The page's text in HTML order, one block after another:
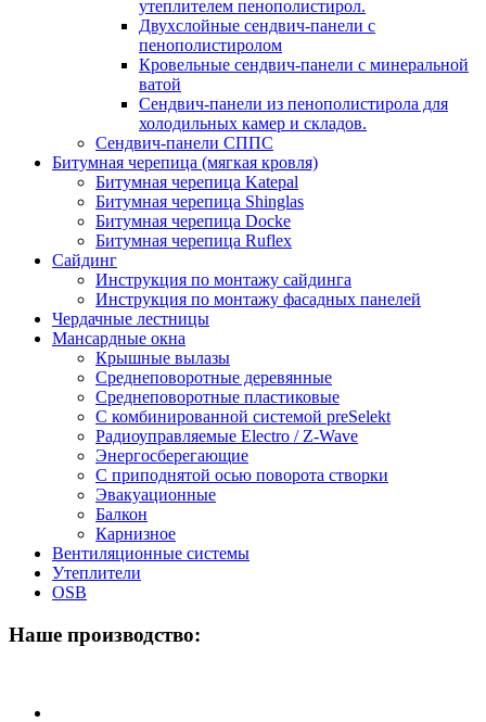
утеплителем пенополистирол.
Двухслойные сендвич-панели с
пенополистиролом
Кровельные сендвич-панели с минеральной
ватой
Сендвич-панели из пенополистирола для
холодильных камер и складов.
Сендвич-панели СППС
Битумная черепица (мягкая кровля)
Битумная черепица Katepal
Битумная черепица Shinglas
Битумная черепица Docke
Битумная черепица Ruflex
Сайдинг
Инструкция по монтажу сайдинга
Инструкция по монтажу фасадных панелей
Чердачные лестницы
Мансардные окна
Крышные вылазы
Среднеповоротные деревянные
Среднеповоротные пластиковые
C комбинированной системой preSelekt
Радиоуправляемые Electro / Z-Wave
Энергосберегающие
С приподнятой осью поворота створки
Эвакуационные
Балкон
Карнизное
Вентиляционные системы
Утеплители
OSB
Наше производство: